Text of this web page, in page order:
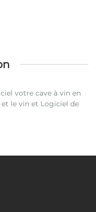
votre cave à vin en
et le vin et Logiciel de